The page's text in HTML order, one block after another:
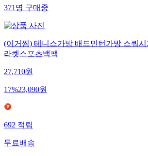
371 명 구매중
(이거찜) 테니스가방 배드민턴가방 스쿼
라켓스포츠백팩
27,710원
17%23,090원
692 적립
무료배송